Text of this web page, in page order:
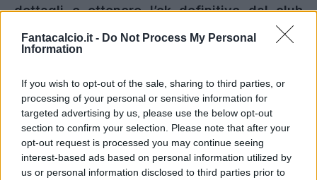
Fantacalcio.it - Do Not Process My Personal
Information
If you wish to opt-out of the sale, sharing to third parties, or
processing of your personal or sensitive information for
targeted advertising by us, please use the below opt-out
section to confirm your selection. Please note that after your
opt-out request is processed you may continue seeing
interest-based ads based on personal information utilized by
us or personal information disclosed to third parties prior to
dettagli e ottenere l’ok definitivo dal club
inglese.
L'attaccante, dal canto suo, ha già
espresso il desiderio di vestire la maglia
buon esito della trattativa. A breve potrebbe
arrivare la fumata bianca: Ferguson è pronto a
diventare un nuovo calciatore della Roma.
Roma: arriva anche Wesley